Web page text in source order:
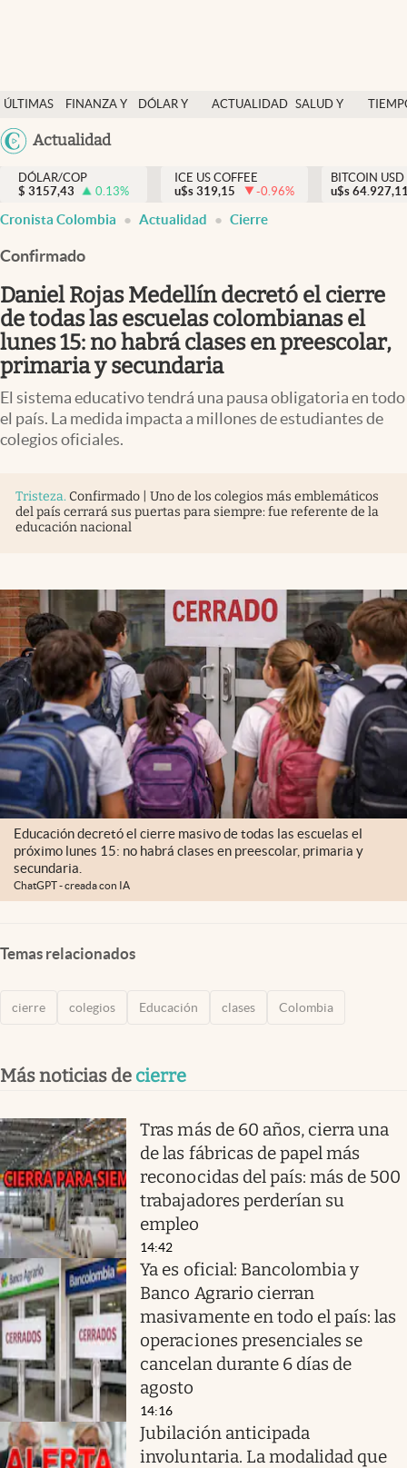
ÚLTIMAS
NOTICIAS
FINANZA Y
DÓLAR Y
ACTUALIDAD SALUD Y
México
Actualidad
Salud y nutrición
Vida espiritual
Actualidad
Colombia
DÓLAR/COP
$ 3157,43 0.13%
ICE US COFFEE
u$s 319,15 -0.96%
BITCOIN USD
u$s
Cronista Colombia Actualidad Cierre
Confirmado
Daniel Rojas Medellín decretó el cierre
de todas las escuelas colombianas el
lunes 15: no habrá clases en preescolar,
primaria y secundaria
El sistema educativo tendrá una pausa obligatoria en todo
el país. La medida impacta a millones de estudiantes de
colegios oficiales.
Tristeza. Confirmado | Uno de los colegios más emblemáticos
del país cerrará sus puertas para siempre: fue referente de la
educación nacional
Educación decretó el cierre masivo de todas las escuelas el
próximo lunes 15: no habrá clases en preescolar, primaria y
secundaria.
ChatGPT - creada con IA
Temas relacionados
cierre colegios Educación clases Colombia
Más noticias de cierre
Tras más de 60 años, cierra una
de las fábricas de papel más
reconocidas del país: más de 500
trabajadores perderían su
empleo
14:42
Ya es oficial: Bancolombia y
Banco Agrario cierran
masivamente en todo el país: las
operaciones presenciales se
cancelan durante 6 días de
agosto
14:16
Jubilación anticipada
involuntaria. La modalidad que